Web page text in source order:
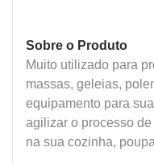
Sobre o Produto
Muito utilizado para
massas, geleias,
equipamento para
agilizar o processo
na sua cozinha,